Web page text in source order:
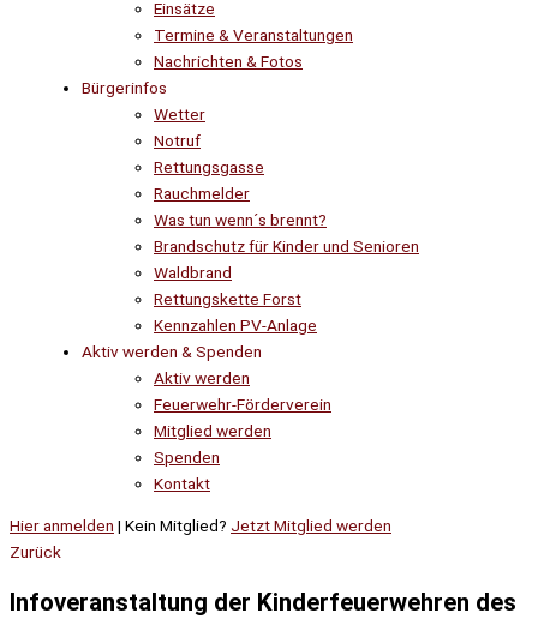
Einsätze
Termine & Veranstaltungen
Nachrichten & Fotos
Bürgerinfos
Wetter
Notruf
Rettungsgasse
Rauchmelder
Was tun wenn´s brennt?
Brandschutz für Kinder und Senioren
Waldbrand
Rettungskette Forst
Kennzahlen PV-Anlage
Aktiv werden & Spenden
Aktiv werden
Feuerwehr-Förderverein
Mitglied werden
Spenden
Kontakt
Hier anmelden | Kein Mitglied? Jetzt Mitglied werden
Zurück
Infoveranstaltung der Kinderfeuerwehren des